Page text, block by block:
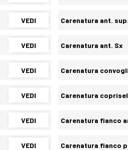
VEDI Carenatura ant.
VEDI Carenatura ant. Sx
VEDI Carenatura
VEDI Carenatura
VEDI Carenatura fianco
VEDI Carenatura fianco